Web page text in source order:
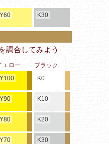
Y60 K30
調合してみよう
エロー
Y100
Y90
Y80
Y70
ブラック
K0
K10
K20
K30